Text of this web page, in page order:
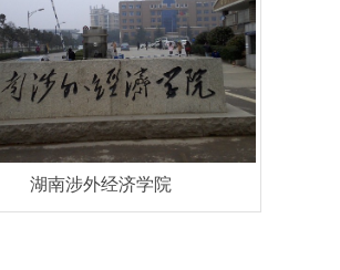
湖南涉外经济学院